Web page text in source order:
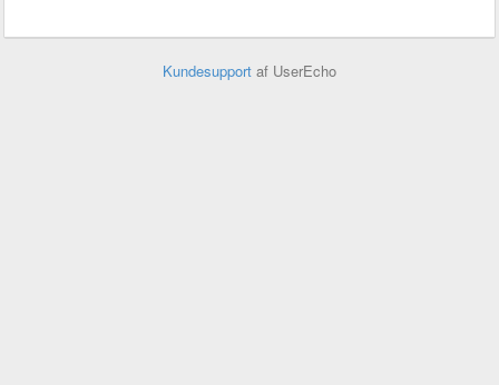
Kundesupport af UserEcho